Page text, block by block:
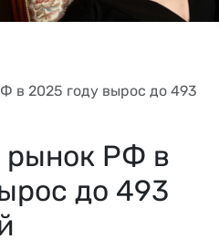
в 2025 году вырос до 493
РФ в
до 493